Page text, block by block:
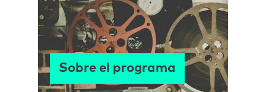
Sobre el programa